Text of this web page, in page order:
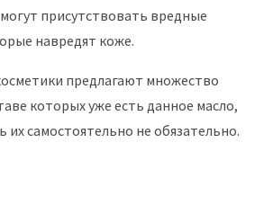
присутствовать вредные
навредят коже.
предлагают множество
которых уже есть данное масло,
их самостоятельно не обязательно.